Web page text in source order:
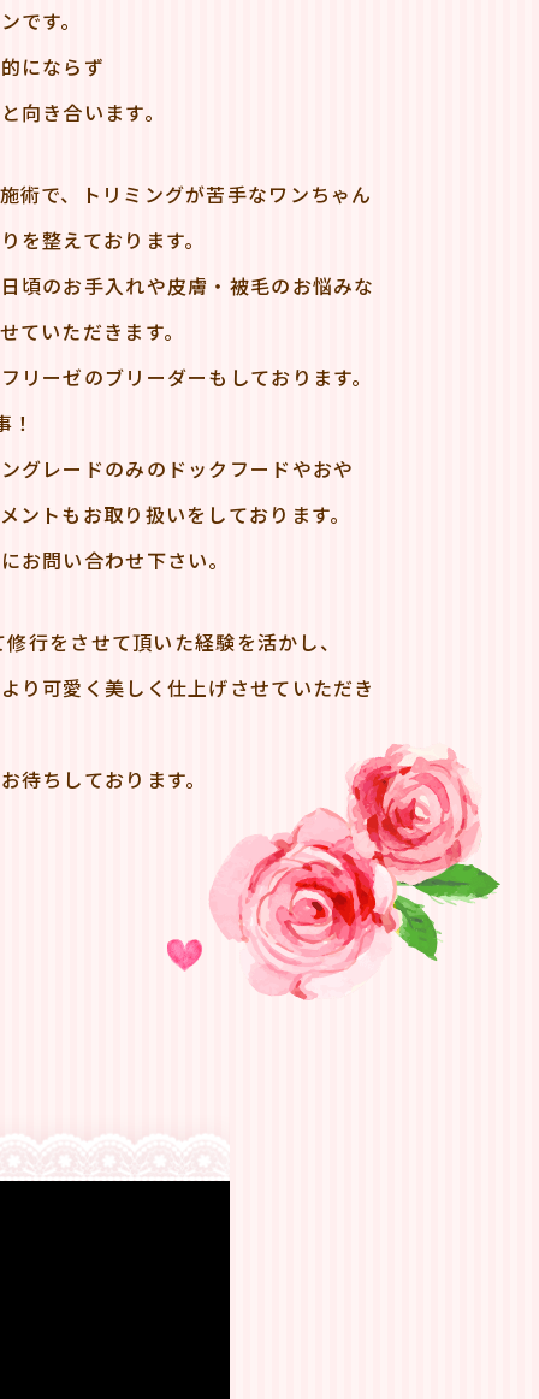
です。
にならず
向き合います。
術で、トリミングが苦手なワンちゃん
を整えております。
頃のお手入れや皮膚・被毛のお悩みな
ていただきます。
リーゼのブリーダーもしております。
グレードのみのドックフードやおや
ントもお取り扱いをしております。
お問い合わせ下さい。
行をさせて頂いた経験を活かし、
り可愛く美しく仕上げさせていただき
待ちしております。